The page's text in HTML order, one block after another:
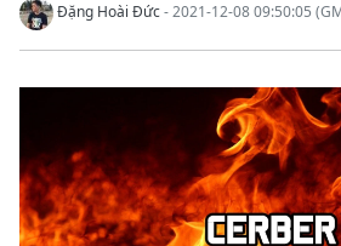
Đặng Hoài Đức- 2021-12-08 09:50:05